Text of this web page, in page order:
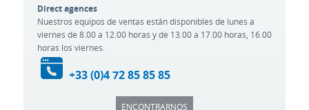
Direct agences
Nuestros equipos de ventas están disponibles de lunes a
viernes de 8.00 a 12.00 horas y de 13.00 a 17.00 horas, 16.00
horas los viernes.
+33 (0)4 72 85 85 85
ENCONTRARNOS